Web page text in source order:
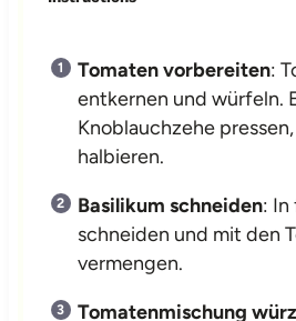
Tomaten vorbereiten:
entkernen und würfeln.
Knoblauchzehe
halbieren.
Basilikum schneiden:
schneiden und mit den
vermengen.
Tomatenmischung